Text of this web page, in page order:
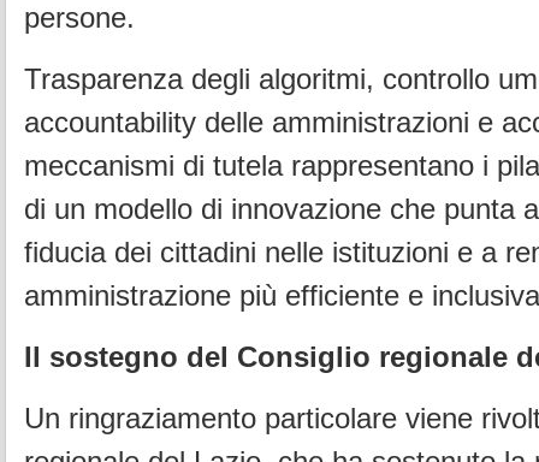
persone.
Trasparenza degli algoritmi, controllo
accountability delle amministrazioni e
meccanismi di tutela rappresentano i
di un modello di innovazione che punta
fiducia dei cittadini nelle istituzioni e a
amministrazione più efficiente e
Il sostegno del Consiglio regionale
Un ringraziamento particolare viene